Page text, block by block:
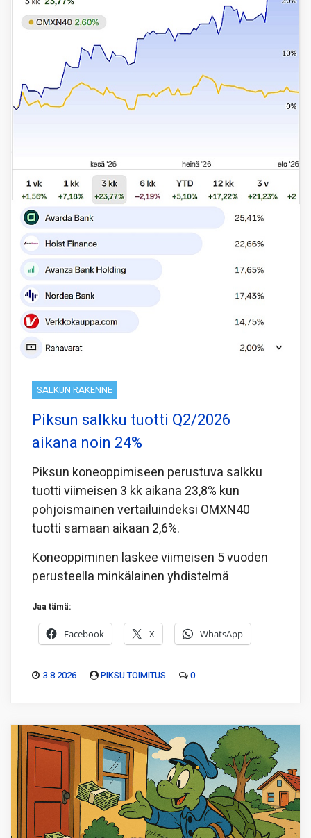
SALKUN RAKENNE
Piksun salkku tuotti Q2/2026
aikana noin 24%
Piksun koneoppimiseen perustuva salkku
tuotti viimeisen 3 kk aikana 23,8% kun
pohjoismainen vertailuindeksi OMXN40
tuotti samaan aikaan 2,6%.
Koneoppiminen laskee viimeisen 5 vuoden
perusteella minkälainen yhdistelmä
Jaa tämä:
Facebook X WhatsApp
3.8.2026 PIKSU TOIMITUS 0